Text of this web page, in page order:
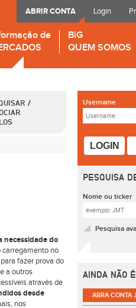
Login
ABRIR CONTA
de
BiG
QUEM SOMOS
/
necessidade do
carregamento no
fazer prova do
a outros
através de
desde
nos
Username
LOGIN
PESQUISA
Nome ou ticker
Pesquisa
AINDA NÃO
ABRA CONTA